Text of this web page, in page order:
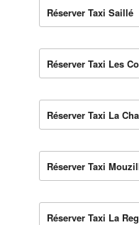
Réserver Taxi Saillé
Réserver Taxi Les
Réserver Taxi La
Réserver Taxi
Réserver Taxi La